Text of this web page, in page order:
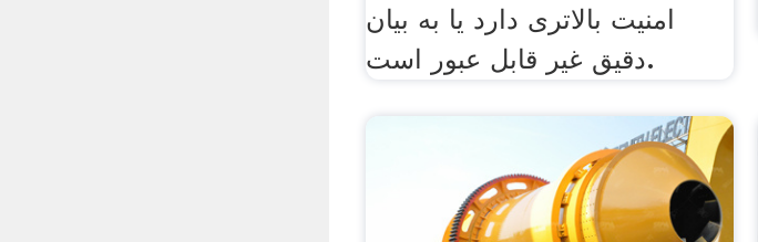
امنیت بالاتری دارد یا به بیان
دقیق غیر قابل عبور است.